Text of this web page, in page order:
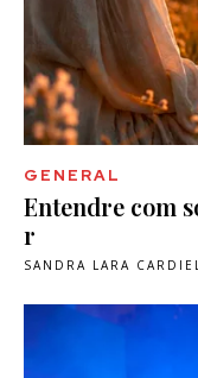
GENERAL
Entendre com
r
SANDRA LARA